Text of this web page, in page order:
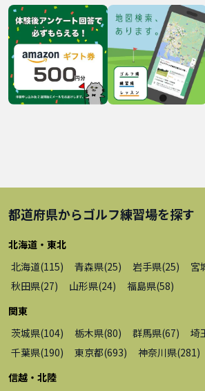
都道府県からゴルフ練習場を探す
北海道・東北
北海道(115) 青森県(25) 岩手県(25) 宮
秋田県(27) 山形県(24) 福島県(58)
関東
茨城県(104) 栃木県(80) 群馬県(67) 埼
千葉県(190) 東京都(693) 神奈川県(281 )
信越・北陸